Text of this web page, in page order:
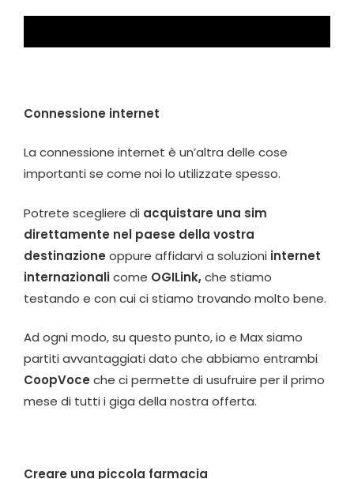
Connessione internet
La connessione internet è un’altra delle cose
importanti se come noi lo utilizzate spesso.
Potrete scegliere di acquistare una sim
direttamente nel paese della vostra
destinazione oppure affidarvi a soluzioni internet
internazionalicome OGILink,che stiamo
testando e con cui ci stiamo trovando molto bene.
Ad ogni modo, su questo punto, io e Max siamo
partiti avvantaggiati dato che abbiamo entrambi
CoopVoce che ci permette di usufruire per il primo
mese di tutti i giga della nostra offerta.
Creare una piccola farmacia